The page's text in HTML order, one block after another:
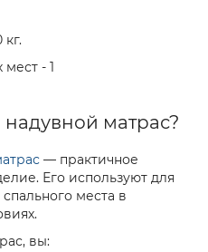
- 1
матрас?
— практичное
Его используют для
места в
вы: